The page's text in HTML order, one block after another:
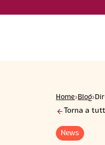
Home›Blog›
󰁍 Torna a
News